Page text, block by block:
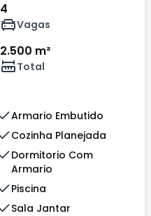
4
Vagas
2.500 m²
Total
Armario Embutido
Cozinha Planejada
Dormitorio Com
Armario
Piscina
Sala Jantar